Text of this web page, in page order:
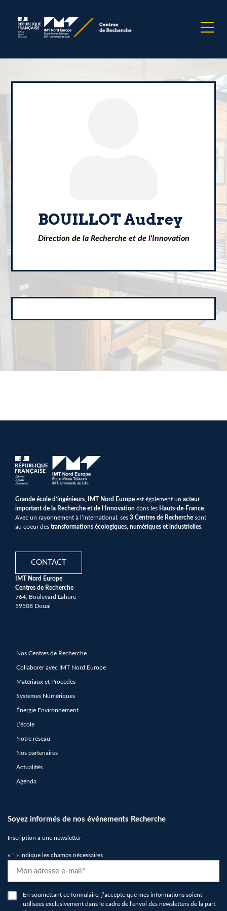
BOUILLOT Audrey
Direction de la Recherche et de l'Innovation
Grande école d’ingénieurs IMT Nord Europe est également un acteur
important de la Recherche et de l’Innovation dans les Hauts-de-France
Avec un rayonnement à l’international, ses 3 Centres de Recherche sont
au coeur des transformations écologiques, numériques et industrielles
CONTACT
IMT Nord Europe
Centres de Recherche
764, Boulevard Lahure
59508 Douai
Nos Centres de Recherche
Collaborer avec IMT Nord Europe
Matériaux et Procédés
Systèmes Numériques
Énergie Environnement
L’école
Notre réseau
Nos partenaires
Actualités
Agenda
Soyez informés de nos événements Recherche
Inscription à une newsletter
« * » indique les champs nécessaires
*
RGPDEn soumettant ce formulaire, j’accepte que mes informations soient
utilisées exclusivement dans le cadre de l'envoi des newsletters de la part